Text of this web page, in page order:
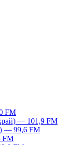
FM
— 101,9 FM
— 99,6 FM
FM